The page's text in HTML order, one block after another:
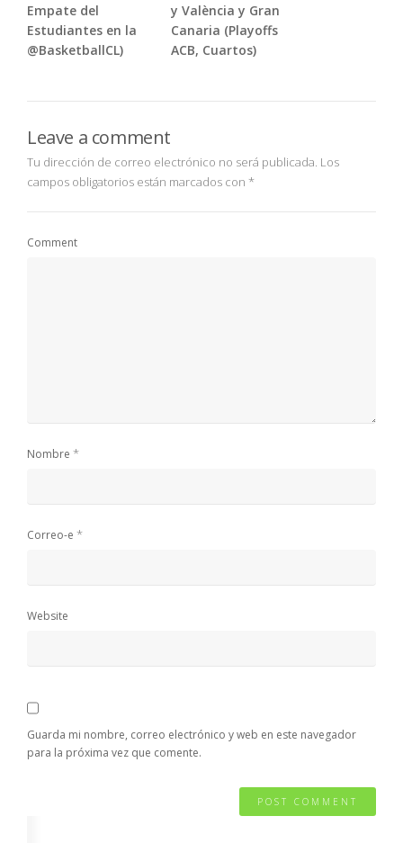
Empate del
Estudiantes en la
@BasketballCL)
y València y Gran
Canaria (Playoffs
ACB, Cuartos)
Leave a comment
Tu dirección de correo electrónico no será publicada. Los
campos obligatorios están marcados con *
Comment
Nombre *
Correo-e *
Website
Guarda mi nombre, correo electrónico y web en este navegador
para la próxima vez que comente.